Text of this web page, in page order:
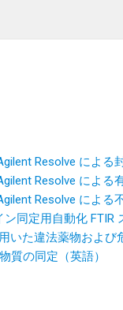
Resolve によ
Resolve によ
Resolve によ
同定用自動化 FTIR
いた違法薬物および
質の同定（英語）